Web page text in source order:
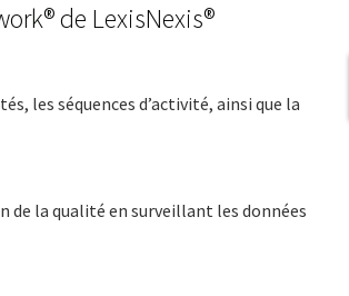
de LexisNexis®
les séquences d’activité, ainsi que la
la qualité en surveillant les données